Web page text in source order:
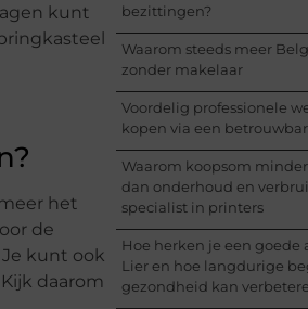
kunt
het
de
kunt ook
daarom
bezittingen?
Waarom steeds meer
zonder makelaar
Voordelig professionele
kopen via een
Waarom koopsom
dan onderhoud en
specialist in printers
Hoe herken je een goede
Lier en hoe langdurige
gezondheid kan